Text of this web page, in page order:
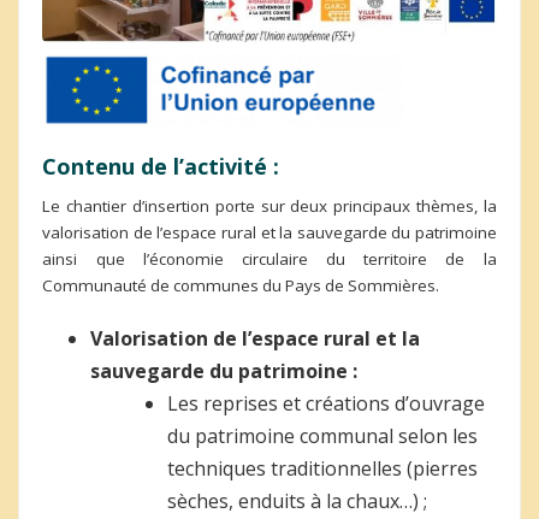
Contenu de l’activité :
Le chantier d’insertion porte sur deux principaux thèmes, la
valorisation de l’espace rural et la sauvegarde du patrimoine
ainsi que l’économie circulaire du territoire de la
Communauté de communes du Pays de Sommières.
Valorisation de l’espace rural et la
sauvegarde du patrimoine :
Les reprises et créations d’ouvrage
du patrimoine communal selon les
techniques traditionnelles (pierres
sèches, enduits à la chaux…) ;